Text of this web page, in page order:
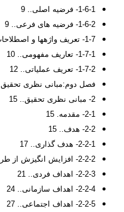
1-6-1- فرضیه اصلی.. 9
1-6-2- فرضیه های فرعی.. 9
1-7- تعريف واژه‏ها و اصطلاحات فني و تخصصی (به صورت مفهومی و عملیاتی) 10
1-7-1- تعاریف مفهومی.. 10
1-7-2- تعریف عملیاتی.. 12
فصل دوم:مبانی نظری تحقیق
2- مبانی نظری تحقیق.. 15
2-1- مقدمه. 15
2-2- هدف.. 15
2-2-1- هدف گذاری.. 17
2-2-2- افزایش انگیزش از طریق هدفگذاری مؤثر. 20
2-2-3- اهداف فردی.. 21
2-2-4- اهداف سازمانی.. 24
2-2-5- اهداف اجتماعی.. 27